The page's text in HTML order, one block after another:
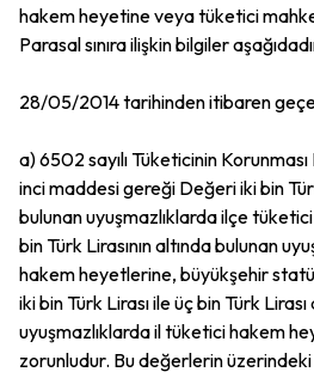
hakem heyetine veya tüketici
Parasal sınıra ilişkin bilgiler
28/05/2014 tarihinden itibaren
a) 6502 sayılı Tüketicinin
inci maddesi gereği Değeri iki bin
bulunan uyuşmazlıklarda ilçe
bin Türk Lirasının altında bulunan
hakem heyetlerine, büyükşehir
iki bin Türk Lirası ile üç bin Türk Lirası
uyuşmazlıklarda il tüketici hakem
zorunludur. Bu değerlerin üzerindeki